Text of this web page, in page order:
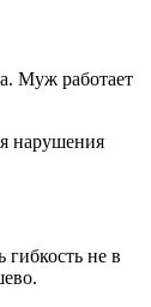
Муж работает
нарушения
не в